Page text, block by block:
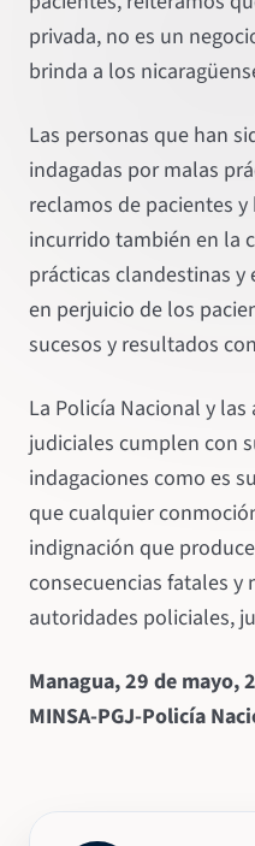
privada, no es un
brinda a los
Las personas que han
indagadas por malas
reclamos de pacientes
incurrido también en la
prácticas clandestinas
en perjuicio de los
sucesos y resultados
La Policía Nacional y
judiciales cumplen con
indagaciones como es
que cualquier
indignación que
consecuencias fatales y
autoridades policiales,
Managua, 29 de mayo,
MINSA-PGJ-Policía